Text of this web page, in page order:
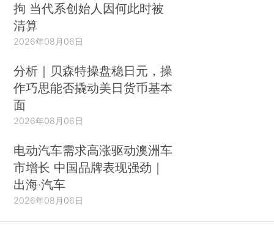
拘 当代系创始人因何此时被
清算
2026年08月06日
分析｜贝森特操盘稳日元，操
作巧思能否撬动美日货币基本
面
2026年08月06日
电动汽车需求高涨驱动澳洲车
市增长 中国品牌表现强劲｜
出海·汽车
2026年08月06日